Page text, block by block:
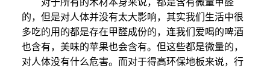
对于所有的木材本身来说，都是含有微量甲醛
的，但是对人体并没有太大影响，其实我们生活中很
多吃的用的都是存在甲醛成份的，连我们爱喝的啤酒
也含有，美味的苹果也会含有。但这些都是微量的，
对人体没有什么危害。而对于得高环保地板来说，行